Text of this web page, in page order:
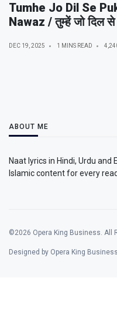
Tumhe Jo Dil Se
Nawaz / तुम्हें जो दिल से
DEC 19, 2025 1 MINS READ
ABOUT ME
Naat lyrics in Hindi, Urdu
Islamic content for every
©2026 Opera King Business. All
Designed by Opera King Business